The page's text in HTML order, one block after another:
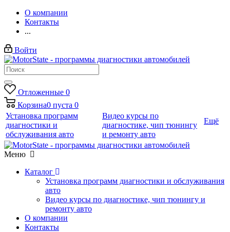
О компании
Контакты
...
Войти
Отложенные 0
Корзина0 пуста 0
Установка программ
диагностики и
обслуживания авто
Видео курсы по
диагностике, чип тюнингу
и ремонту авто
Ещё
Меню
Каталог
Установка программ диагностики и обслуживания
авто
Видео курсы по диагностике, чип тюнингу и
ремонту авто
О компании
Контакты